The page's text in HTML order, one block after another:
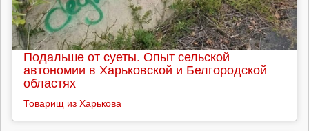
Подальше от суеты. Опыт сельской
автономии в Харьковской и Белгородской
областях
Товарищ из Харькова